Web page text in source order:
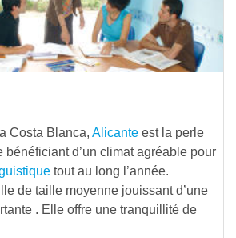
Costa Blanca, Alicante est la perle
bénéficiant d’un climat agréable pour
tout au long l’année.
de taille moyenne jouissant d’une
. Elle offre une tranquillité de